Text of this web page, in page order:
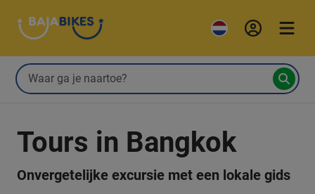
Tours in Bangkok
Onvergetelijke excursie met een lokale gids